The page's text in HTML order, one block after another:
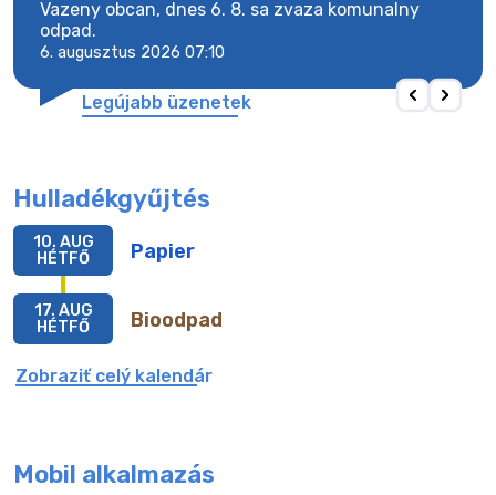
Vazeny obcan, dnes 6. 8. sa zvaza komunalny
odpad.
6. augusztus 2026 07:10
Legújabb üzenetek
Hulladékgyűjtés
Papier
10. AUG
HÉTFŐ
Bioodpad
17. AUG
HÉTFŐ
Zobraziť celý kalendár
Mobil alkalmazás